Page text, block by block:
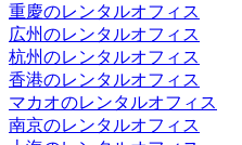
重慶のレンタルオフィス
広州のレンタルオフィス
杭州のレンタルオフィス
香港のレンタルオフィス
マカオのレンタルオフィス
南京のレンタルオフィス